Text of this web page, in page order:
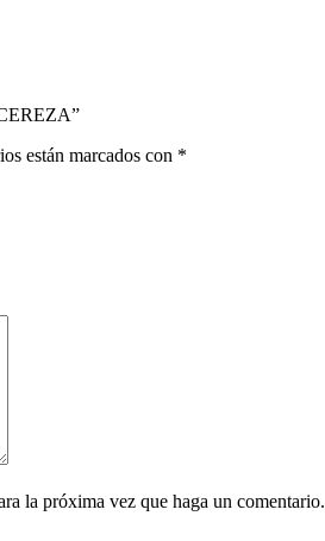
están marcados con *
la próxima vez que haga un comentario.